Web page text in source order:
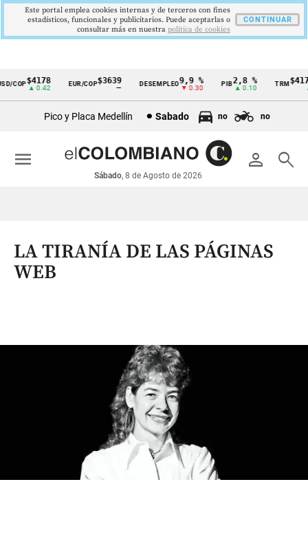
Cintillo
económicos
Colombia
COP$4178
▲ 0.42
EUR/COP$3639 DESEMPLEO 9,9 %
▼ 0.30
PIB2,8 %
▲ 0.10
TRM
▲
Pico y Placa Medellín Sabado no no
person search
Sábado, 8 de Agosto de 2026
menu
LA TIRANÍA DE LAS PÁGINAS
WEB
Este portal emplea cookies internas y de terceros con fines
estadísticos, funcionales y publicitarios. Puede aceptarlas o
consultar más en nuestra politica de cookies
CONTINUAR